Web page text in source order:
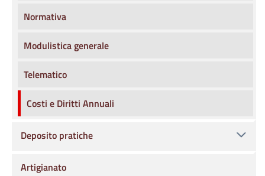
Normativa
Modulistica generale
Telematico
Costi e Diritti Annuali
Deposito pratiche
Artigianato